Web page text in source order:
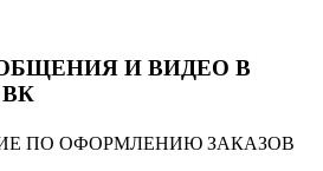
И ВИДЕО В
ПО ОФОРМЛЕНИЮ ЗАКАЗОВ